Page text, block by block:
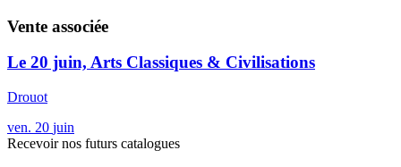
Vente associée
Le 20 juin, Arts Classiques & Civilisations
Drouot
ven. 20 juin
Recevoir nos futurs catalogues